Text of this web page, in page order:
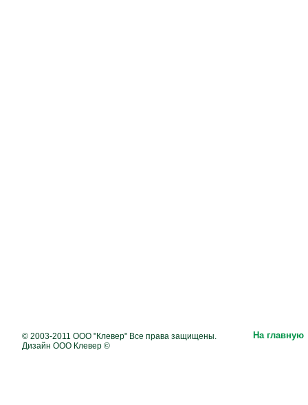
© 2003-2011 ООО "Клевер" Все права защищены.
Дизайн ООО Клевер ©
На главную